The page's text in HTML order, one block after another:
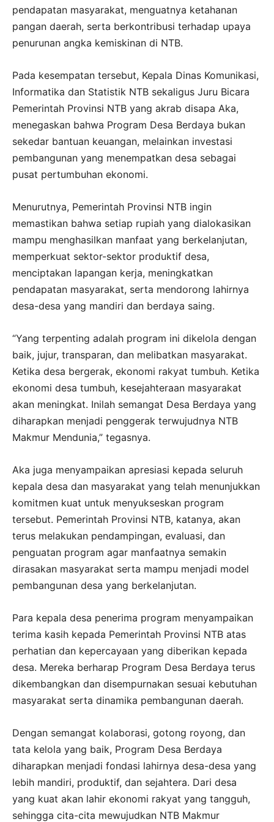
pendapatan masyarakat, menguatnya ketahanan
pangan daerah, serta berkontribusi terhadap upaya
penurunan angka kemiskinan di NTB.
Pada kesempatan tersebut, Kepala Dinas Komunikasi,
Informatika dan Statistik NTB sekaligus Juru Bicara
Pemerintah Provinsi NTB yang akrab disapa Aka,
menegaskan bahwa Program Desa Berdaya bukan
sekedar bantuan keuangan, melainkan investasi
pembangunan yang menempatkan desa sebagai
pusat pertumbuhan ekonomi.
Menurutnya, Pemerintah Provinsi NTB ingin
memastikan bahwa setiap rupiah yang dialokasikan
mampu menghasilkan manfaat yang berkelanjutan,
memperkuat sektor-sektor produktif desa,
menciptakan lapangan kerja, meningkatkan
pendapatan masyarakat, serta mendorong lahirnya
desa-desa yang mandiri dan berdaya saing.
“Yang terpenting adalah program ini dikelola dengan
baik, jujur, transparan, dan melibatkan masyarakat.
Ketika desa bergerak, ekonomi rakyat tumbuh. Ketika
ekonomi desa tumbuh, kesejahteraan masyarakat
akan meningkat. Inilah semangat Desa Berdaya yang
diharapkan menjadi penggerak terwujudnya NTB
Makmur Mendunia,” tegasnya.
Aka juga menyampaikan apresiasi kepada seluruh
kepala desa dan masyarakat yang telah menunjukkan
komitmen kuat untuk menyukseskan program
tersebut. Pemerintah Provinsi NTB, katanya, akan
terus melakukan pendampingan, evaluasi, dan
penguatan program agar manfaatnya semakin
dirasakan masyarakat serta mampu menjadi model
pembangunan desa yang berkelanjutan.
Para kepala desa penerima program menyampaikan
terima kasih kepada Pemerintah Provinsi NTB atas
perhatian dan kepercayaan yang diberikan kepada
desa. Mereka berharap Program Desa Berdaya terus
dikembangkan dan disempurnakan sesuai kebutuhan
masyarakat serta dinamika pembangunan daerah.
Dengan semangat kolaborasi, gotong royong, dan
tata kelola yang baik, Program Desa Berdaya
diharapkan menjadi fondasi lahirnya desa-desa yang
lebih mandiri, produktif, dan sejahtera. Dari desa
yang kuat akan lahir ekonomi rakyat yang tangguh,
sehingga cita-cita mewujudkan NTB Makmur